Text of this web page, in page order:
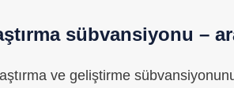
sübvansiyonu –
ve geliştirme